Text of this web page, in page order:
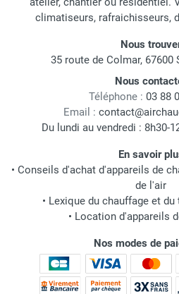
climatiseurs, rafraichisseurs,
Nous
35 route de Colmar, 67600
Nous
Téléphone : 03 88
Email :
Du lundi au vendredi : 8h30-
En savoir
• Conseils d'achat d'appareils de
de l'air
• Lexique du chauffage et
• Location d'appareils
Nos modes de